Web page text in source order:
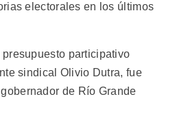
electorales en los últimos
participativo
sindical Olivio Dutra, fue
de Río Grande